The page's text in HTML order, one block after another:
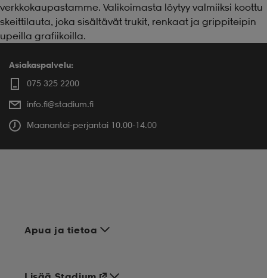
verkkokaupastamme. Valikoimasta löytyy valmiiksi koottu
skeittilauta, joka sisältävät trukit, renkaat ja grippiteipin
upeilla grafiikoilla.
Asiakaspalvelu:
075 325 2200
info.fi@stadium.fi
Maanantai-perjantai 10.00-14.00
Apua ja tietoa